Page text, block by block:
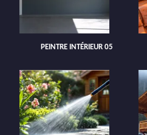
PEINTRE INTÉRIEUR 05